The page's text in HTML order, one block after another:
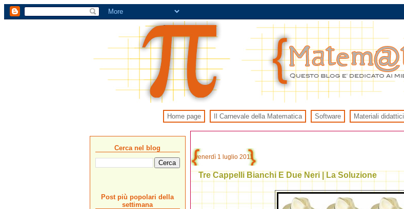
Home page Il Carnevale della Matematica Software Materiali didattici
venerdì 1 luglio 2011
Tre Cappelli Bianchi E Due Neri | La Soluzione
Cerca nel blog
Post più popolari della
settimana